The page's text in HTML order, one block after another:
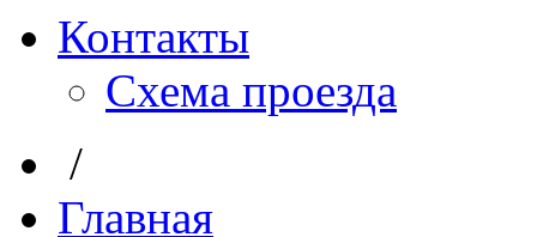
Контакты
Схема проезда
/
Главная